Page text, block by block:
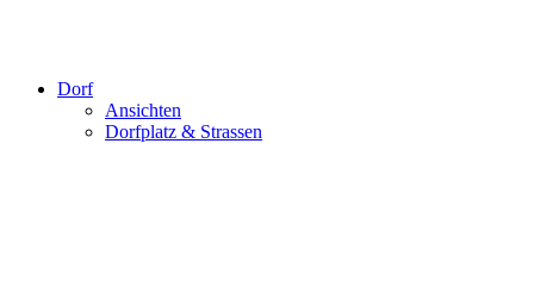
Dorf
Ansichten
Dorfplatz & Strassen